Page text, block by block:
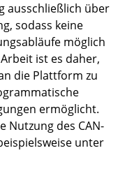
ausschließlich über
sodass keine
möglich
ist es daher,
die Plattform zu
ermöglicht.
Nutzung des CAN-
unter